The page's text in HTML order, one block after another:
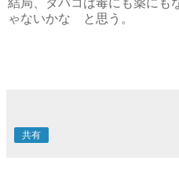
結局、タバコは毒にも薬にも
ゃないかな と思う。
共有